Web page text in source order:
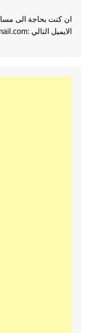
ان كنت بحاجة الى
الايميل التالي :maktabatiiebook@gmail.com